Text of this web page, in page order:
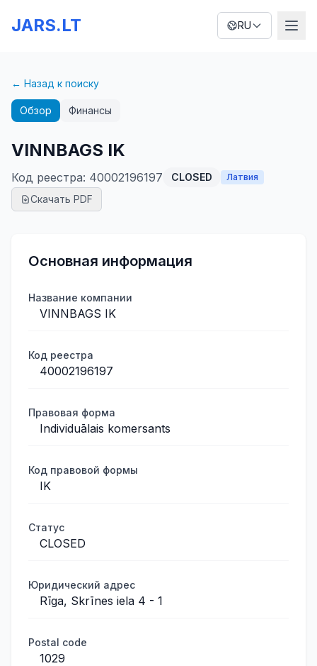
JARS.LT RU
← Назад к поиску
Обзор Финансы
VINNBAGS IK
Код реестра: 40002196197 CLOSED Латвия
Скачать PDF
Основная информация
Название компании
VINNBAGS IK
Код реестра
40002196197
Правовая форма
Individuālais komersants
Код правовой формы
IK
Статус
CLOSED
Юридический адрес
Rīga, Skrīnes iela 4 - 1
Postal code
1029